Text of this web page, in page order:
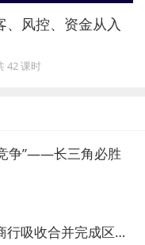
不断扩大朋友圈、
之路 。
提升贸易投资便利
风控、资金从入
42 课时
争”——长三角必胜
四川江油农商行获批解散 绵阳农商行吸收合并完成区域银行整合